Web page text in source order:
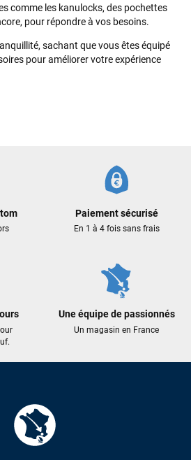
comme les kanulocks, des pochettes
pour répondre à vos besoins.
sachant que vous êtes équipé
pour améliorer votre expérience
Paiement sécurisé
En 1 à 4 fois sans frais
Une équipe de passionnés
Un magasin en France